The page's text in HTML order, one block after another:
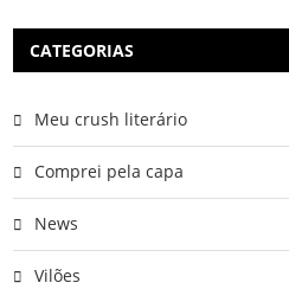
CATEGORIAS
Meu crush literário
Comprei pela capa
News
Vilões